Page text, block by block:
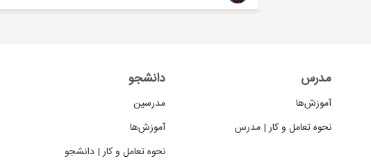
مدرس
آموزش‌ها
نحوه تعامل و کار | مدرس
دانشجو
مدرسین
آموزش‌ها
نحوه تعامل و کار | دانشجو